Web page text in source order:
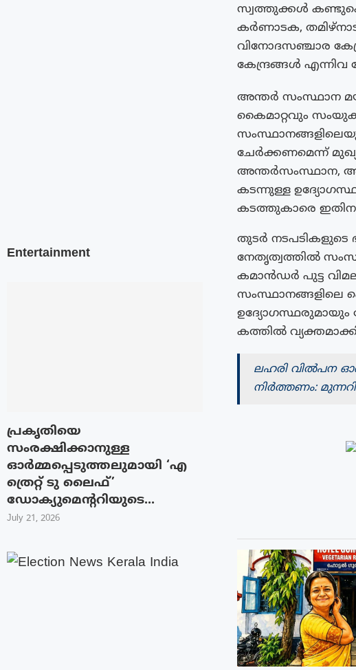
സ്വത്തുക്കൾ
കർണാടക,
വിനോദസഞ്ചാര
കേന്ദ്രങ്ങൾ എന്നിവ
അന്തർ സംസ്ഥാന
കൈമാറ്റവും
ചേർക്കണമെന്ന്
അന്തർസംസ്ഥാന,
കടന്നുള്ള
കടത്തുകാരെ
തുടർ നടപടികളുടെ
നേതൃത്വത്തിൽ
കമാൻഡർ പുട്ട
സംസ്ഥാനങ്ങളിലെ
ഉദ്യോഗസ്ഥരുമായും
കത്തിൽ
ലഹരി വിൽപന
നിർത്തണം:
Entertainment
പ്രകൃതിയെ
സംരക്ഷിക്കാനുള്ള
ഓർമ്മപ്പെടുത്തലുമായി ‘എ
ത്രെറ്റ് ടു ലൈഫ്’
ഡോക്യുമെന്ററിയുടെ...
July 21, 2026